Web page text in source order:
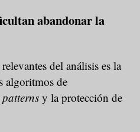
abandonar la
del análisis es la
algoritmos de
y la protección de